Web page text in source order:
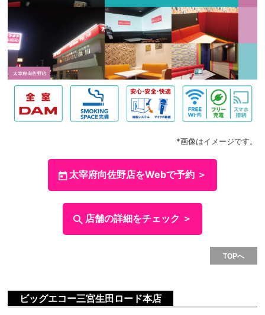
*画像はイメージです。
太宰府向佐野店をWebで予約 ＞
店舗の詳細をチェック ＞
TOPへ
ビッグエコー三宮生田ロード本店